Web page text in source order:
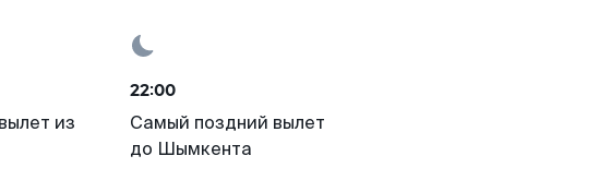
из
22:00
Самый поздний вылет
до Шымкента